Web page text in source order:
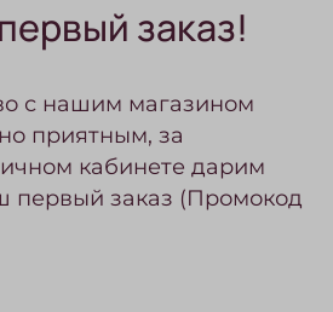
заказ!
с нашим магазином
приятным, за
кабинете дарим
первый заказ (Промокод